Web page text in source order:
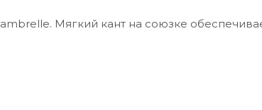
Мягкий кант на союзке